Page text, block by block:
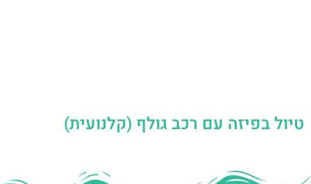
טיול בפיזה עם רכב גולף (קלנועית)